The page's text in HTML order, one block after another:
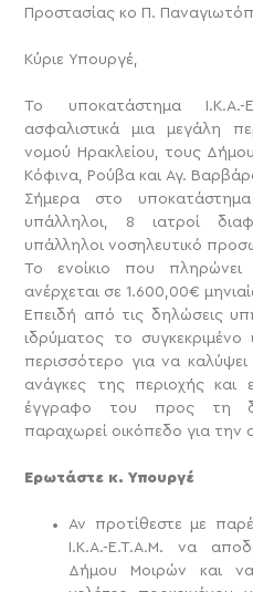
Προστασίας κο Π.
Κύριε Υπουργέ,
Το υποκατάστημα Ι.Κ.Α.-
ασφαλιστικά μια μεγάλη
νομού Ηρακλείου, τους
Κόφινα, Ρούβα και Αγ.
Σήμερα στο υποκατάστημα
υπάλληλοι, 8 ιατροί
υπάλληλοι νοσηλευτικό
Το ενοίκιο που
ανέρχεται σε 1.600,00€
Επειδή από τις δηλώσεις
ιδρύματος το
περισσότερο για να καλύψει
ανάγκες της περιοχής
έγγραφο του προς τη
παραχωρεί οικόπεδο για την
Ερωτάστε κ. Υπουργέ
Αν προτίθεστε με
Ι.Κ.Α.-Ε.Τ.Α.Μ. να
Δήμου Μοιρών και να